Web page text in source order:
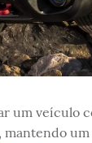
um veículo